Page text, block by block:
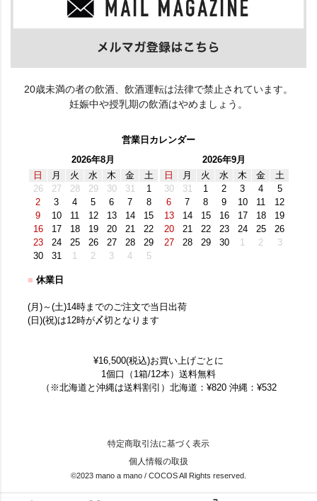
20歳未満の者の飲酒、飲酒運転は法律で禁止されています。
妊娠中や授乳期の飲酒はやめましょう。
営業日カレンダー
2026年8月
日
月 火 水 木 金
土
26
27 28 29 30 31
1
2
3 4 5 6 7
8
9
10 11 12 13 14
15
16
17 18 19 20 21
22
23
24 25 26 27 28
29
30
31 1 2 3 4 5
2026年9月
日
月 火 水 木 金
土
30
31 1 2 3 4
5
6
7 8 9 10 11
12
13
14 15 16 17 18
19
20
21 22 23 24 25
26
27
28 29 30 1 2 3
■ 休業日
(月)～(土)14時までのご注文で当日出荷
(日)(祝)は12時が〆切となります
¥16,500(税込)お買い上げごとに
1個口（1箱/12本）送料無料
（※北海道と沖縄は送料割引）北海道：¥820 沖縄：¥532
特定商取引法に基づく表示
個人情報の取扱
©2023 mano a mano / COCOS All Rights reserved.